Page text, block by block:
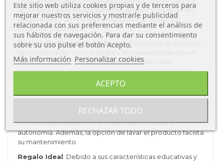
actividades interactivas. Además, el diseño visual de las
ilustraciones y las texturas contribuyen al desarrollo
cognitivo y motriz.
Desarrollo Emocional y Social: A través de la narración
peluche, el bebé puede comenzar a desarrollar
habilidades de vinculación emocional y de imitación, lo
cual es fundamental para el desarrollo social en los
para colgar el libro permiten que el bebé lo explore de
forma independiente, lo que también fomenta la
autonomía. Además, la opción de lavar el producto facilita
su mantenimiento.
Regalo Ideal: Debido a sus características educativas y
Este sitio web utiliza cookies propias y de terceros para
mejorar nuestros servicios y mostrarle publicidad
relacionada con sus preferencias mediante el análisis de
sus hábitos de navegación. Para dar su consentimiento
sobre su uso pulse el botón Acepto.
Más información Personalizar cookies
RECHAZAR TODO
ACEPTO